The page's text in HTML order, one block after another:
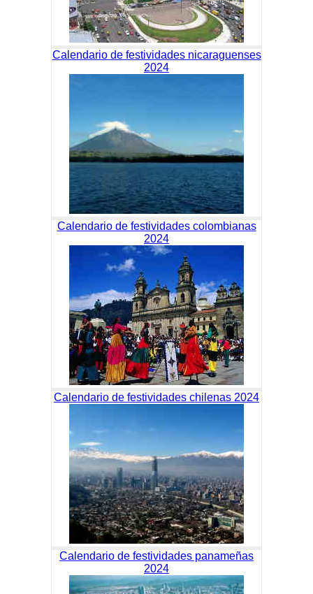
Calendario de festividades nicaraguenses
2024
Calendario de festividades colombianas
2024
Calendario de festividades chilenas 2024
Calendario de festividades panameñas
2024